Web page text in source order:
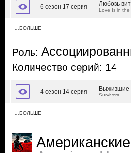
6 сезон 17 серия Любовь
Love Is in the
…БОЛЬШЕ
Роль:
Количество серий: 14
4 сезон 14 серия Выжившие
Survivors
…БОЛЬШЕ